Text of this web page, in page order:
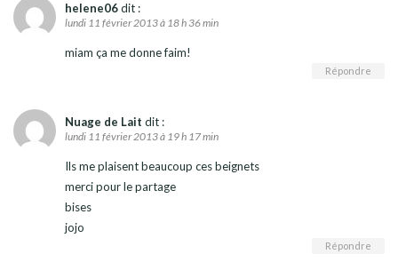
helene06dit :
lundi 11 février 2013 à 18 h 36 min
miam ça me donne faim!
Répondre
Nuage de Lait dit :
lundi 11 février 2013 à 19 h 17 min
Ils me plaisent beaucoup ces beignets
merci pour le partage
bises
jojo
Répondre